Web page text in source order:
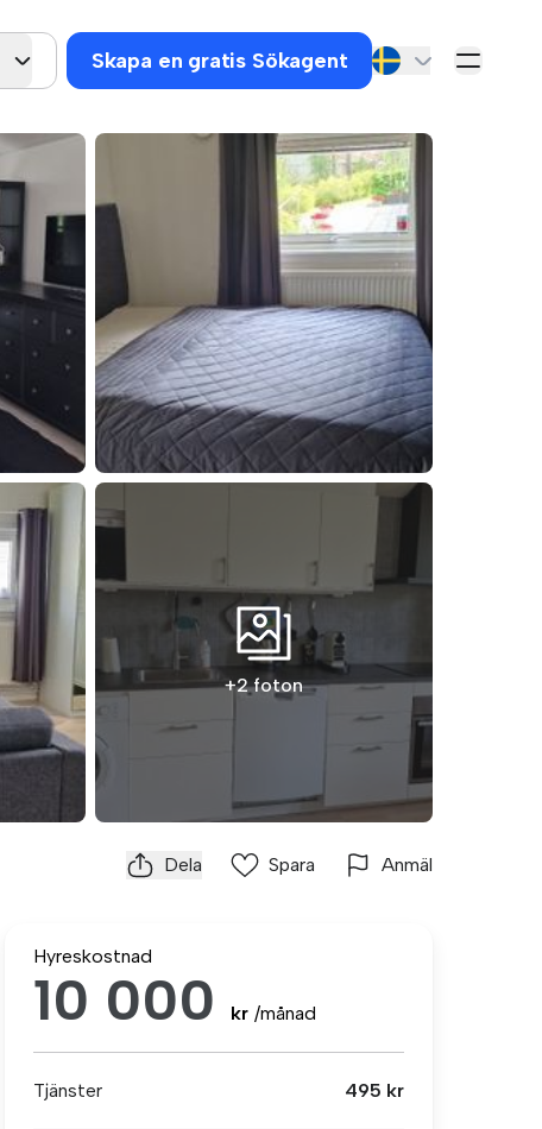
Skapa en gratis Sökagent
+2 foton
Dela Spara Anmäl
Hyreskostnad
10 000 kr /månad
Tjänster 495 kr